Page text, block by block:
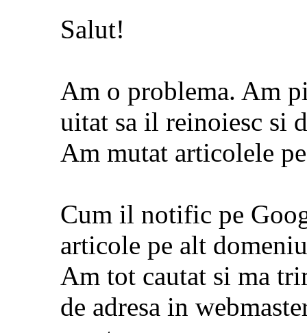
Salut!
Am o problema. Am
uitat sa il reinoiesc si
Am mutat articolele
Cum il notific pe
articole pe alt
Am tot cautat si ma
de adresa in